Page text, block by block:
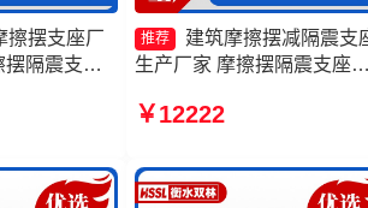
擦摆支座厂
隔震支座
摩擦摆隔
推荐
建筑摩擦摆减隔震支
生产厂家 摩擦摆隔震支座
厂 建筑减隔震摩擦摆支座
5000-300-3.48
￥12222